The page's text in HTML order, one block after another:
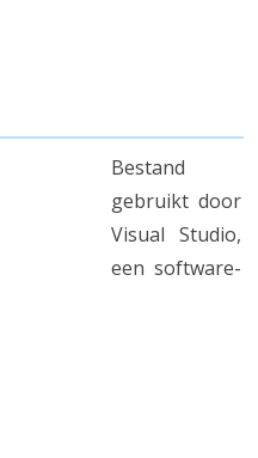
Bestand
gebruikt door
Visual Studio,
een software-